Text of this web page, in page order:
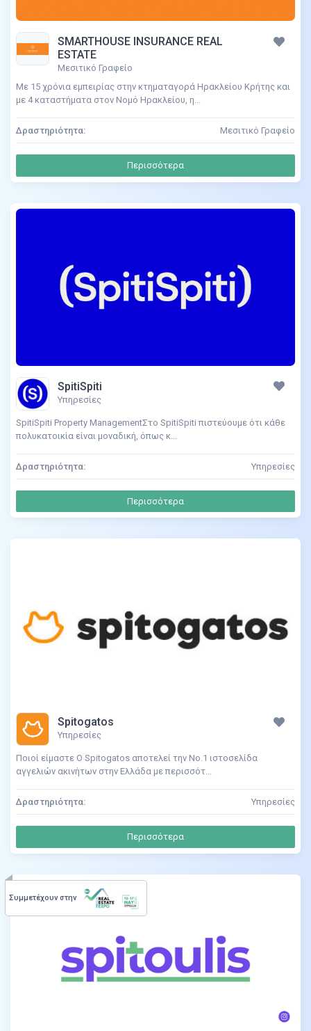
SMARTHOUSE INSURANCE REAL
ESTATE
Μεσιτικό Γραφείο
Με 15 χρόνια εμπειρίας στην κτηματαγορά Ηρακλείου Κρήτης και
με 4 καταστήματα στον Νομό Ηρακλείου, η...
Δραστηριότητα: Μεσιτικό Γραφείο
Περισσότερα
SpitiSpiti
Υπηρεσίες
SpitiSpiti Property ManagementΣτο SpitiSpiti πιστεύουμε ότι κάθε
πολυκατοικία είναι μοναδική, όπως κ...
Δραστηριότητα: Υπηρεσίες
Περισσότερα
Spitogatos
Υπηρεσίες
Ποιοί είμαστε Ο Spitogatos αποτελεί την Νο.1 ιστοσελίδα
αγγελιών ακινήτων στην Ελλάδα με περισσότ...
Δραστηριότητα: Υπηρεσίες
Περισσότερα
Συμμετέχουν στην